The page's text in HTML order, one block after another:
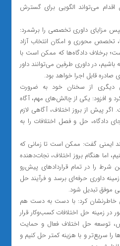
می‌تواند الگویی برای گسترش
مزایای داوری تخصصی را برشمرد:
محوری و امکان انتخاب آزاد
برخلاف دادگاه‌ها که ممکن است با
در داوری طرفین می‌توانند داور
قابل اجرا خواهد بود.
از سخنان خود به ضرورت
و افزود: یکی از چالش‌های مهم، آگاه
اگر پیش از بروز اختلاف، آگاهی لازم
دادگاه، حل و فصل اختلافات را به
ایمنی گفت: ممکن است تا زمانی که
اما هنگام بروز اختلاف، نجات‌دهنده
شرط را در تمام قراردادهای پیش‌رو
داوری حرفه‌ای برسد و فرآیند حل
موفق تبدیل شود.
خاطرنشان کرد: با دست به دست هم
در زمینه حل اختلافات کسب‌وکار قرار
توسعه حل اختلاف فعال و حمایت
را سریع‌تر و با هزینه کمتر حل کنیم و